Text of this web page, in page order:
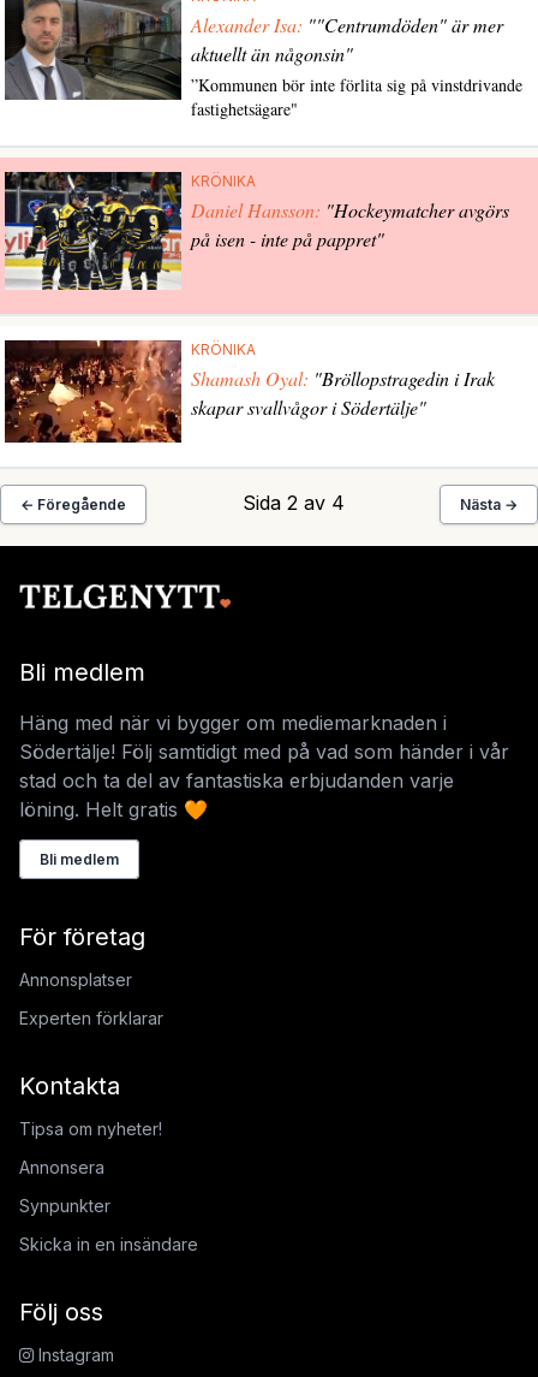
Alexander Isa: ""Centrumdöden" är mer
aktuellt än någonsin"
”Kommunen bör inte förlita sig på vinstdrivande
fastighetsägare"
KRÖNIKA
Daniel Hansson: "Hockeymatcher avgörs
på isen - inte på pappret"
KRÖNIKA
Shamash Oyal: "Bröllopstragedin i Irak
skapar svallvågor i Södertälje"
← Föregående Sida 2 av 4 Nästa →
Bli medlem
Häng med när vi bygger om mediemarknaden i
Södertälje! Följ samtidigt med på vad som händer i vår
stad och ta del av fantastiska erbjudanden varje
löning. Helt gratis 🧡
Bli medlem
För företag
Annonsplatser
Experten förklarar
Kontakta
Tipsa om nyheter!
Annonsera
Synpunkter
Skicka in en insändare
Följ oss
Instagram